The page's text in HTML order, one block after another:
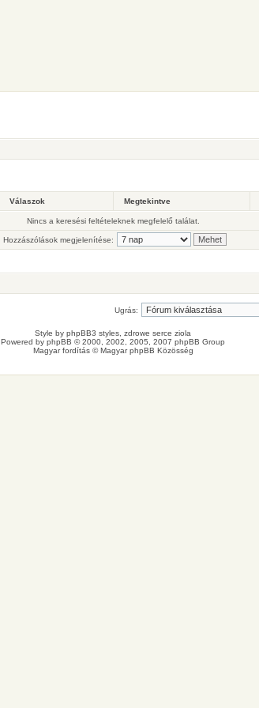
Válaszok Megtekintve
Nincs a keresési feltételeknek megfelelő találat.
Hozzászólások megjelenítése:
Ugrás:
Style by phpBB3 styles , zdrowe serce ziola
Powered by phpBB © 2000, 2002, 2005, 2007 phpBB Group
Magyar fordítás ©Magyar phpBB Közösség